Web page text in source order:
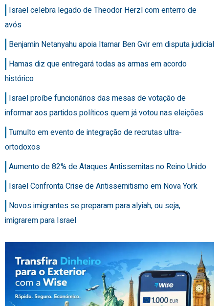
Israel celebra legado de Theodor Herzl com enterro de
avós
Benjamin Netanyahu apoia Itamar Ben Gvir em disputa judicial
Hamas diz que entregará todas as armas em acordo
histórico
Israel proíbe funcionários das mesas de votação de
informar aos partidos políticos quem já votou nas eleições
Tumulto em evento de integração de recrutas ultra-
ortodoxos
Aumento de 82% de Ataques Antissemitas no Reino Unido
Israel Confronta Crise de Antissemitismo em Nova York
Novos imigrantes se preparam para alyiah, ou seja,
imigrarem para Israel